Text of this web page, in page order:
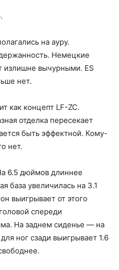
на ауру.
Немецкие
излишне вычурными. ES
нет.
как концепт LF-ZC.
отделка пересекает
быть эффектной. Кому-
нет.
6.5 дюймов длиннее
база увеличилась на 3.1
выигрывает от этого
спереди
На заднем сиденье — на
ног сзади выигрывает 1.6